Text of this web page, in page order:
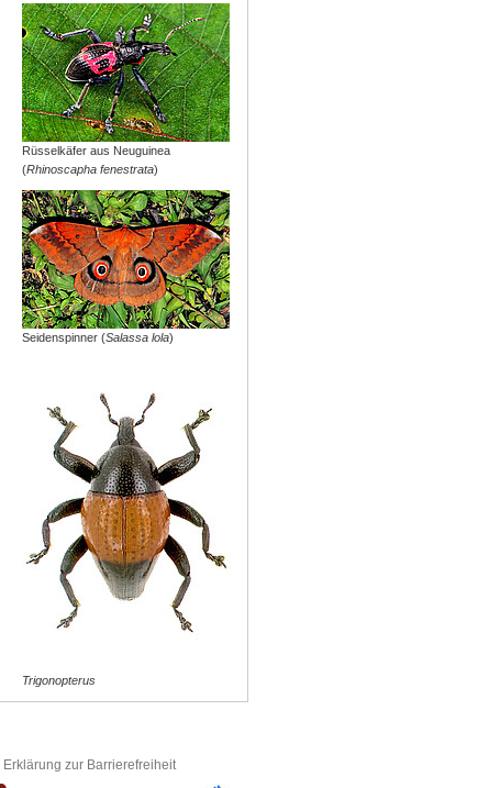
Rüsselkäfer aus Neuguinea
(Rhinoscapha fenestrata)
Seidenspinner (Salassa lola)
Trigonopterus
Erklärung zur Barrierefreiheit